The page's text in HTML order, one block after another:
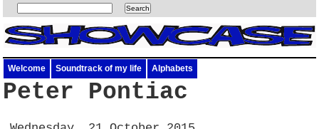
Welcome Soundtrack of my life Alphabets
Peter Pontiac